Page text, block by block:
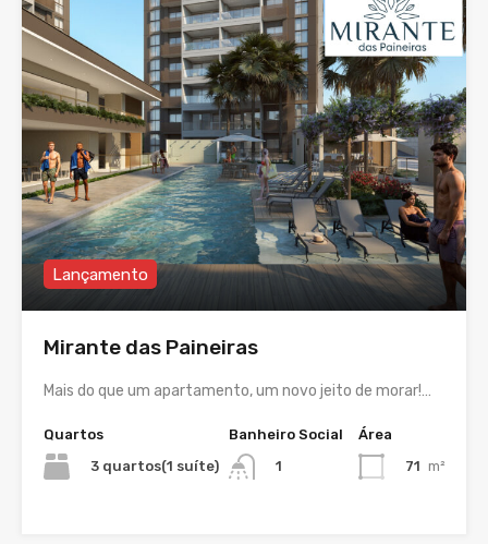
Lançamento
Mirante das Paineiras
Mais do que um apartamento, um novo jeito de morar!…
Quartos
3 quartos(1 suíte)
Banheiro Social
1
Área
71 m²